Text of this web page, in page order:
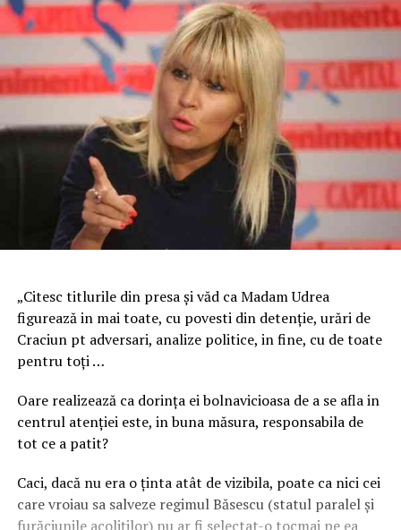
„Citesc titlurile din presa şi văd ca Madam Udrea
figurează in mai toate, cu povesti din detenţie, urări de
Craciun pt adversari, analize politice, in fine, cu de toate
pentru toţi …
Oare realizează ca dorinţa ei bolnavicioasa de a se afla in
centrul atenţiei este, in buna măsura, responsabila de
tot ce a patit?
Caci, dacă nu era o ţinta atât de vizibila, poate ca nici cei
care vroiau sa salveze regimul Băsescu (statul paralel şi
furăciunile acoliţilor) nu ar fi selectat-o tocmai pe ea